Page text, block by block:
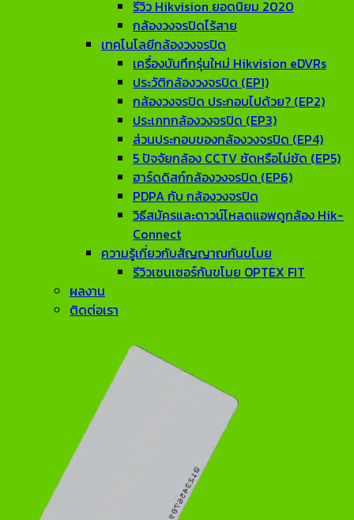
รีวิว Hikvision ยอดนิยม 2020
กล้องวงจรปิดไร้สาย
เทคโนโลยีกล้องวงจรปิด
เครื่องบันทึกรุ่นใหม่ Hikvision eDVRs
ประวัติกล้องวงจรปิด (EP1)
กล้องวงจรปิด ประกอบไปด้วย? (EP2)
ประเภทกล้องวงจรปิด (EP3)
ส่วนประกอบของกล้องวงจรปิด (EP4)
5 ปัจจัยกล้อง CCTV ชัดหรือไม่ชัด (EP5)
ฮาร์ดดิสก์กล้องวงจรปิด (EP6)
PDPA กับ กล้องวงจรปิด
วิธีสมัครและดาวน์โหลดแอพดูกล้อง Hik-
Connect
ความรู้เกี่ยวกับสัญญาณกันขโมย
รีวิวเซนเซอร์กันขโมย OPTEX FIT
ผลงาน
ติดต่อเรา